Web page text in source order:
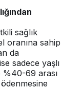
sağlık
oranına sahip
da
sadece yaşlı
%40-69 arası
ödenmesine